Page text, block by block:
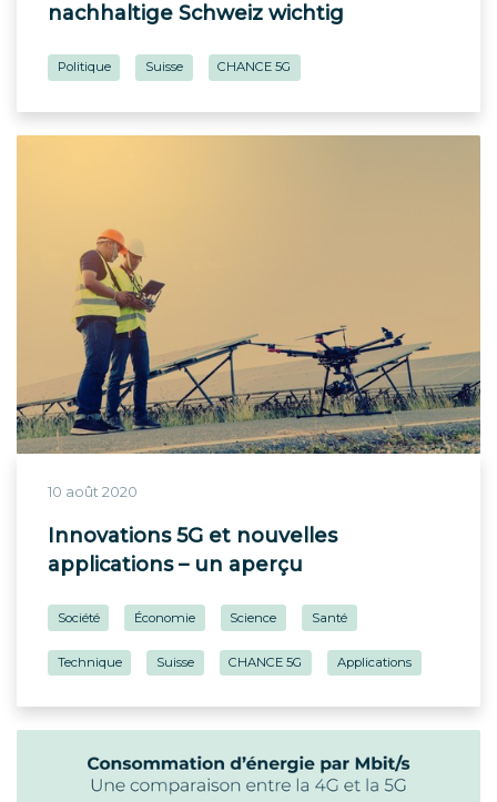
nachhaltige Schweiz wichtig
Politique Suisse CHANCE 5G
10 août 2020
Innovations 5G et nouvelles
applications – un aperçu
Société Économie Science Santé
Technique Suisse CHANCE 5G Applications